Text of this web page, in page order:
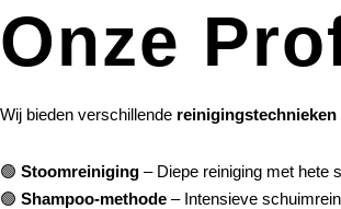
Onze
Wij bieden verschillende reinigingstechnieken
🟢 Stoomreiniging – Diepe reiniging met hete
🟢 Shampoo-methode – Intensieve